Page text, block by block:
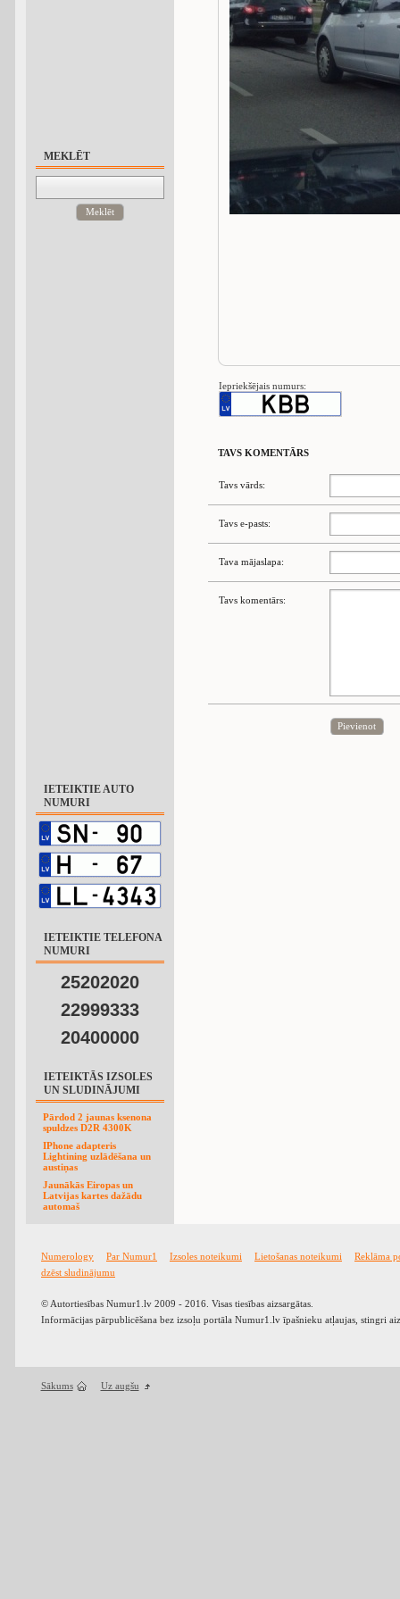
MEKLĒT
Meklēt
IETEIKTIE AUTO
NUMURI
IETEIKTIE TELEFONA
NUMURI
25202020
22999333
20400000
IETEIKTĀS IZSOLES
UN SLUDINĀJUMI
Pārdod 2 jaunas ksenona
spuldzes D2R 4300K
IPhone adapteris
Lightining uzlādēšana un
austiņas
Jaunākās Eiropas un
Latvijas kartes dažādu
automaš
Iepriekšējais numurs:
TAVS KOMENTĀRS
Tavs vārds:
Tavs e-pasts:
Tava mājaslapa:
Tavs komentārs:
Pievienot
Numerology Par Numur1 Izsoles noteikumi Lietošanas noteikumi
Reklāma
dzēst sludinājumu
© Autortiesības Numur1.lv 2009 - 2016. Visas tiesības aizsargātas.
Informācijas pārpublicēšana bez izsoļu portāla Numur1.lv īpašnieku atļaujas, stingri
Sākums Uz augšu